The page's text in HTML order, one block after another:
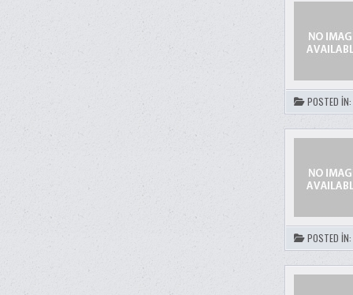
POSTED IN:
POSTED IN: